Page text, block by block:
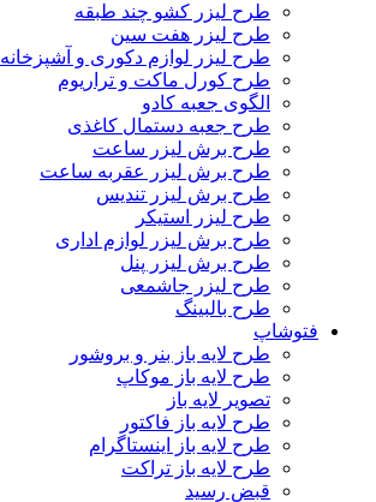
طرح لیزر کشو چند طبقه
طرح لیزر هفت سین
طرح لیزر لوازم دکوری و آشپزخانه
طرح کورل ماکت و تراریوم
الگوی جعبه کادو
طرح جعبه دستمال کاغذی
طرح برش لیزر ساعت
طرح برش لیزر عقربه ساعت
طرح برش لیزر تندیس
طرح لیزر استیکر
طرح برش لیزر لوازم اداری
طرح برش لیزر پنل
طرح لیزر جاشمعی
طرح بالبینگ
فتوشاپ
طرح لایه باز بنر و بروشور
طرح لایه باز موکاپ
تصویر لایه باز
طرح لایه باز فاکتور
طرح لایه باز اینستاگرام
طرح لایه باز تراکت
قبض رسید